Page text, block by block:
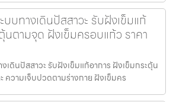
บทางเดินปัสสาวะ รับฝังเข็มแก้
นตามจุด ฝังเข็มครอบแก้ว ราคา
เดินปัสสาวะ รับฝังเข็มแก้อาการ ฝังเข็มกระตุ้น
ความเจ็บปวดตามร่างกาย ฝังเข็มคร